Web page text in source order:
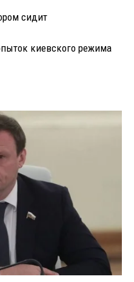
сидит
киевского режима